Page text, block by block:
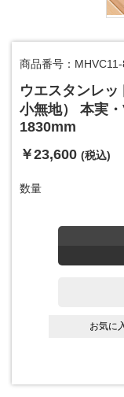
商品番号：
ウエスタンレ
小無地） 本実
1830mm
￥23,600 (税込)
数量
お気に